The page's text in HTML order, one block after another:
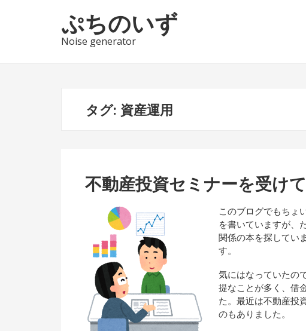
ビ
ゲ
ン
テ
ぷちのいず
Noise generator
タグ: 資産運用
不動産投資セミナーを受け
このブログでもちょ
を書いていますが、
関係の本を探してい
す。
気にはなっていたの
提なことが多く、借
た。最近は不動産投
のもありました。